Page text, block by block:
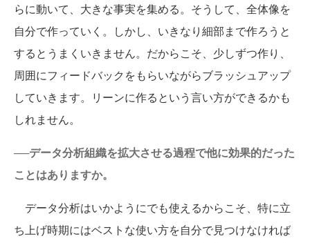
らに動いて、大きな事実を集める。そうして、全体像を
自分で作っていく。しかし、いきなり細部まで作ろうと
するとうまくいきません。だからこそ、少しずつ作り、
周囲にフィードバックをもらいながらブラッシュアップ
していきます。リーンに作るという言い方ができるかも
しれません。
──データ分析組織を拡大させる過程で他に効果的だった
ことはありますか。
データ分析はいかようにでも使えるからこそ、特に立
ち上げ時期にはベストな使い方を自分で見つけなければ